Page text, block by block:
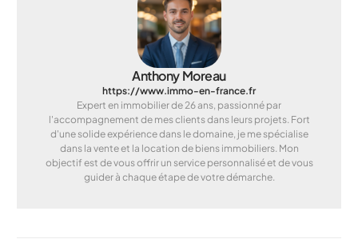
Anthony Moreau
https://www.immo-en-france.fr
Expert en immobilier de 26 ans, passionné par
l'accompagnement de mes clients dans leurs projets. Fort
d'une solide expérience dans le domaine, je me spécialise
dans la vente et la location de biens immobiliers. Mon
objectif est de vous offrir un service personnalisé et de vous
guider à chaque étape de votre démarche.